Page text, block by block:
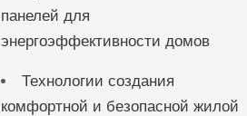
панелей для
энергоэффективности домов
Технологии создания
комфортной и безопасной жилой